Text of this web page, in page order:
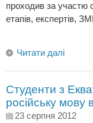
проходив за участю
етапів, експертів,
Читати далі
Студенти з
російську мову
23 серпня 2012